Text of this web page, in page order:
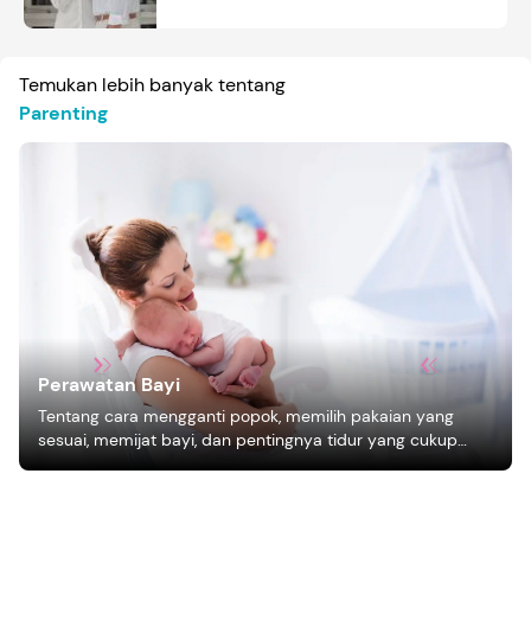
Temukan lebih banyak tentang
Parenting
Perawatan Bayi
Tentang cara mengganti popok, memilih pakaian yang
sesuai, memijat bayi, dan pentingnya tidur yang cukup
bagi pertumbuhan bayi.